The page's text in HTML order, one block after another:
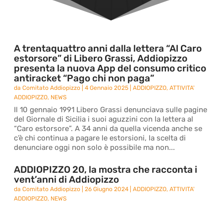
A trentaquattro anni dalla lettera “Al Caro
estorsore” di Libero Grassi, Addiopizzo
presenta la nuova App del consumo critico
antiracket “Pago chi non paga”
daComitato Addiopizzo |4 Gennaio 2025 |ADDIOPIZZO,ATTIVITA'
ADDIOPIZZO, NEWS
Il 10 gennaio 1991 Libero Grassi denunciava sulle pagine
del Giornale di Sicilia i suoi aguzzini con la lettera al
“Caro estorsore”. A 34 anni da quella vicenda anche se
c’è chi continua a pagare le estorsioni, la scelta di
denunciare oggi non solo è possibile ma non...
ADDIOPIZZO 20, la mostra che racconta i
vent’anni di Addiopizzo
daComitato Addiopizzo |26 Giugno 2024 |ADDIOPIZZO,ATTIVITA'
ADDIOPIZZO, NEWS